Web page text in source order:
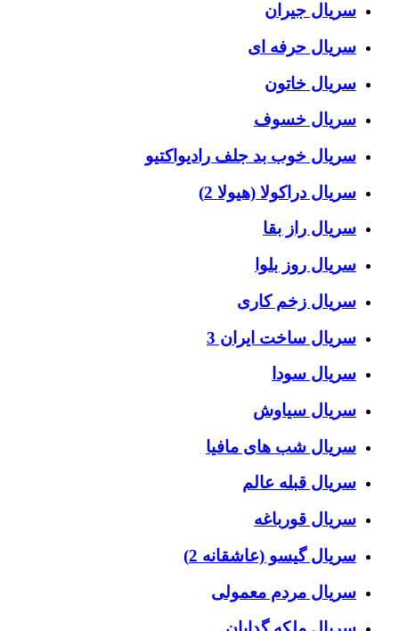
سریال جیران
سریال حرفه ای
سریال خاتون
سریال خسوف
سریال خوب بد جلف رادیواکتیو
سریال دراکولا (هیولا 2)
سریال راز بقا
سریال روز بلوا
سریال زخم کاری
سریال ساخت ایران 3
سریال سودا
سریال سیاوش
سریال شب های مافیا
سریال قبله عالم
سریال قورباغه
سریال گیسو (عاشقانه 2)
سریال مردم معمولی